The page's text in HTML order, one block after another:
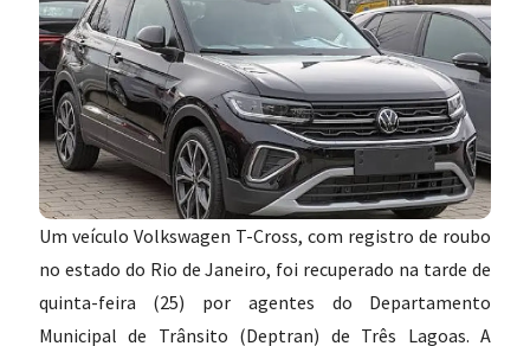
Um veículo Volkswagen T-Cross, com registro de roubo
no estado do Rio de Janeiro, foi recuperado na tarde de
quinta-feira (25) por agentes do Departamento
Municipal de Trânsito (Deptran) de Três Lagoas. A